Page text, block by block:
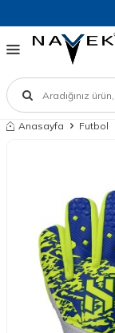
Anasayfa Futbol